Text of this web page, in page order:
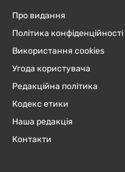
Про видання
Політика конфіденційності
Використання cookies
Угода користувача
Редакційна політика
Кодекс етики
Наша редакція
Контакти